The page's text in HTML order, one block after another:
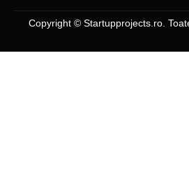
Copyright © Startupprojects.ro.